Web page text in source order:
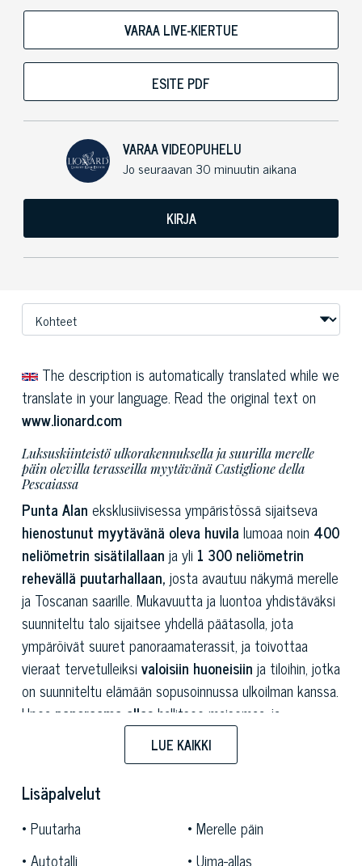
VARAA LIVE-KIERTUE
ESITE PDF
VARAA VIDEOPUHELU
Jo seuraavan 30 minuutin aikana
KIRJA
The description is automatically translated while we
translate in your language. Read the original text on
www.lionard.com
Luksuskiinteistö ulkorakennuksella ja suurilla merelle
päin olevilla terasseilla myytävänä Castiglione della
Pescaiassa
Punta Alan eksklusiivisessa ympäristössä sijaitseva
hienostunut myytävänä oleva huvila lumoaa noin 400
neliömetrin sisätilallaan ja yli 1 300 neliömetrin
rehevällä puutarhallaan, josta avautuu näkymä merelle
ja Toscanan saarille. Mukavuutta ja luontoa yhdistäväksi
suunniteltu talo sijaitsee yhdellä päätasolla, jota
ympäröivät suuret panoraamaterassit, ja toivottaa
vieraat tervetulleiksi valoisiin huoneisiin ja tiloihin, jotka
on suunniteltu elämään sopusoinnussa ulkoilman kanssa.
Upea panoraama-allas hallitsee maisemaa, ja
autotallijaulkorakennus
tämän arvostetun kartanon, joka on ihanteellinen niille,
jotka etsivät eleganssia, yksityisyyttä ja
merenrantayhteyttä Toscanan kauneimmalla rannikolla.
Kiinteistö sijaitsee yhdellä
Toscanan Maremman
LUE KAIKKI
Lisäpalvelut
Puutarha
Merelle päin
Autotalli
Uima-allas